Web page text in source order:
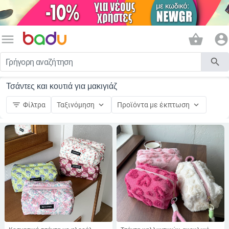
menu shopping_basket account_circle
search
Τσάντες και κουτιά για μακιγιάζ
filter_list Φίλτρα Ταξινόμηση keyboard_arrow_down Προϊόντα με έκπτωση keyboard_arrow_down